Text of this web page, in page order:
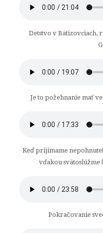
Detstvo v Batizovciach,
Je to požehnanie mať
Keď prijímame
vďakou
Pokračovanie